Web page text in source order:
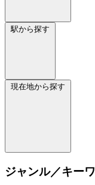
駅から探す
現在地から探す
ジャンル／キー